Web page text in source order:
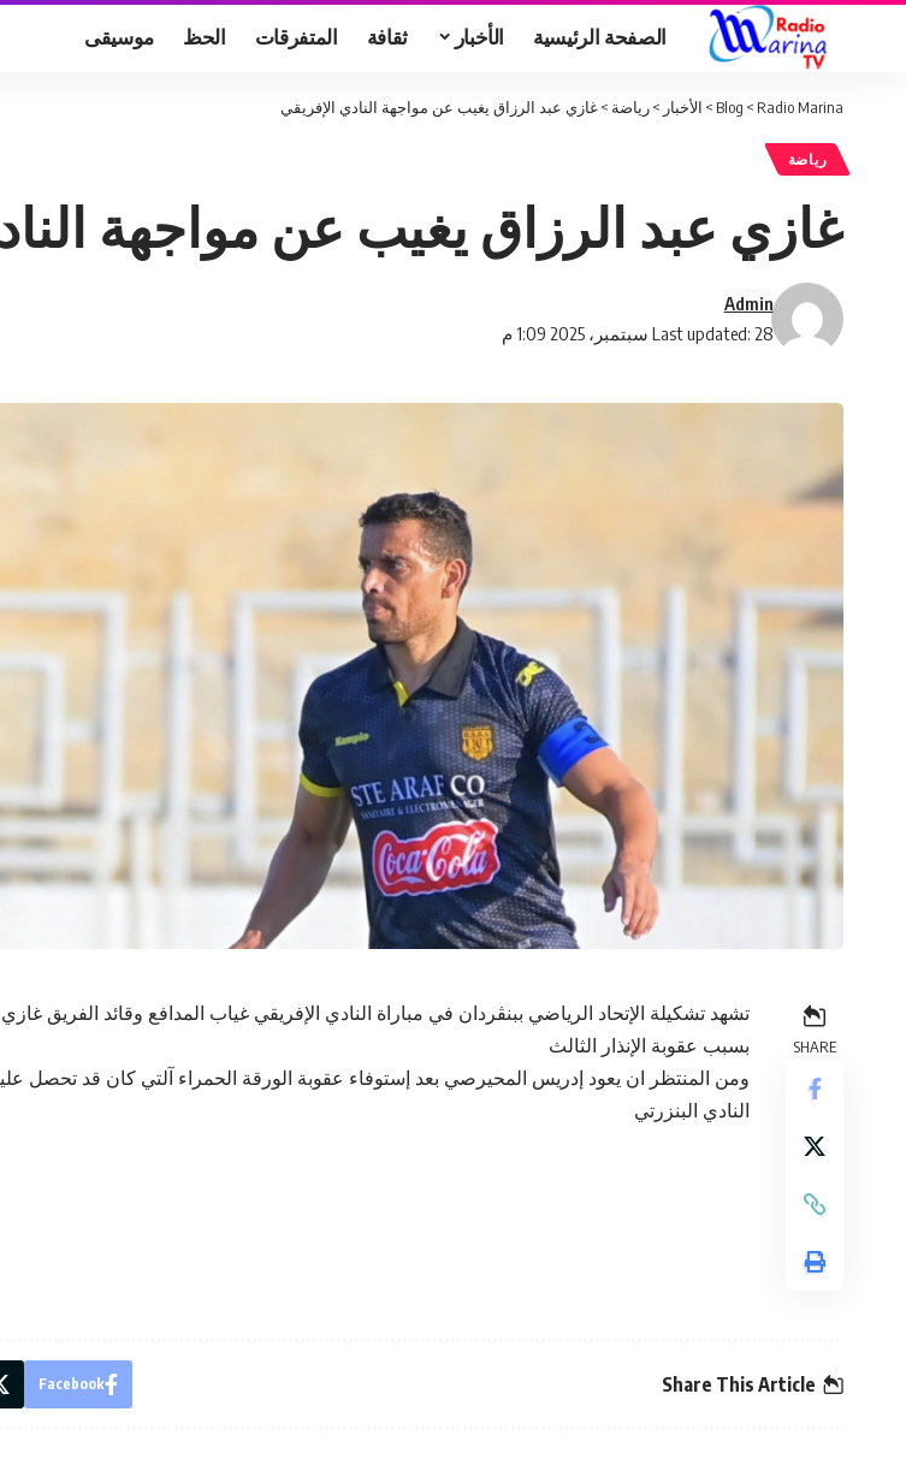
الصفحة الرئيسية الأخبار ثقافة المتفرقات الحظ موسيقى
Radio Marina
>
Blog
> الأخبار >رياضة >غازي عبد الرزاق يغيب عن مواجهة النادي الإفريقي
رياضة
غازي عبد الرزاق يغيب عن مواجهة
Last updated: 28 سبتمبر، 2025 1:09 م
Admin
SHARE
تشهد تشكيلة الإتحاد الرياضي ببنڨردان في مباراة النادي الإفريقي غياب المدافع وقائد الفريق
بسبب عقوبة الإنذار الثالث
ومن المنتظر ان يعود إدريس المحيرصي بعد إستوفاء عقوبة الورقة الحمراء آلتي كان قد تحصل
النادي البنزرتي
Share This Article
Facebook